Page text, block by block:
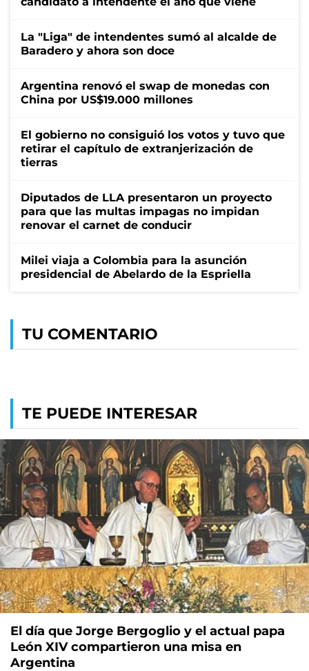
La "Liga" de intendentes sumó al alcalde de
Baradero y ahora son doce
Argentina renovó el swap de monedas con
China por US$19.000 millones
El gobierno no consiguió los votos y tuvo que
retirar el capítulo de extranjerización de
tierras
Diputados de LLA presentaron un proyecto
para que las multas impagas no impidan
renovar el carnet de conducir
Milei viaja a Colombia para la asunción
presidencial de Abelardo de la Espriella
TU COMENTARIO
TE PUEDE INTERESAR
El día que Jorge Bergoglio y el actual papa
León XIV compartieron una misa en
Argentina